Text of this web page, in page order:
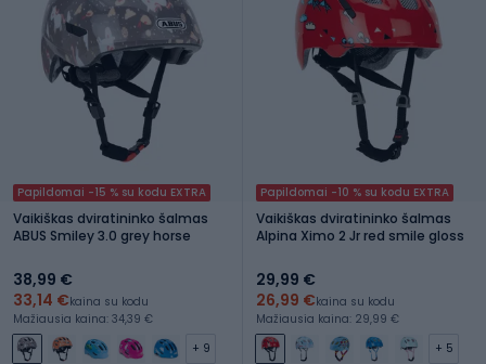
Papildomai -15 % su kodu EXTRA
Vaikiškas dviratininko šalmas
ABUS Smiley 3.0 grey horse
38,99 €
33,14 €kaina su kodu
Mažiausia kaina: 34,39 €
+ 9
Papildomai -10 % su kodu EXTRA
Vaikiškas dviratininko šalmas
Alpina Ximo 2 Jr red smile gloss
29,99 €
26,99 €kaina su kodu
Mažiausia kaina: 29,99 €
+ 5